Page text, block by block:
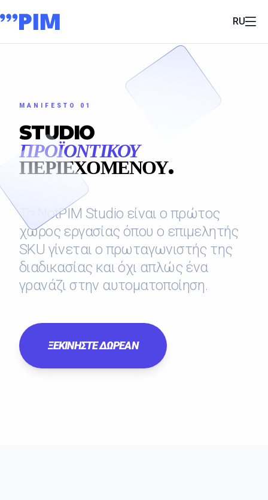
RU
MANIFESTO 01
STUDIO
ΠΡΟΪΟΝΤΙΚΟΥ
ΠΕΡΙΕΧΟΜΕΝΟΥ.
Το NotPIM Studio είναι ο πρώτος
χώρος εργασίας όπου ο επιμελητής
SKU γίνεται ο πρωταγωνιστής της
διαδικασίας και όχι απλώς ένα
γρανάζι στην αυτοματοποίηση.
ΞΕΚΙΝΗΣΤΕ ΔΩΡΕΑΝ